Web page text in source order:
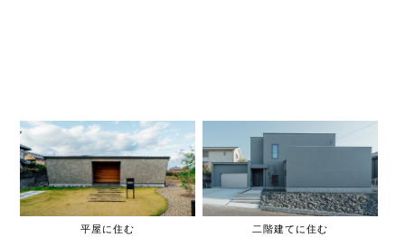
平屋に住む 二階建てに住む